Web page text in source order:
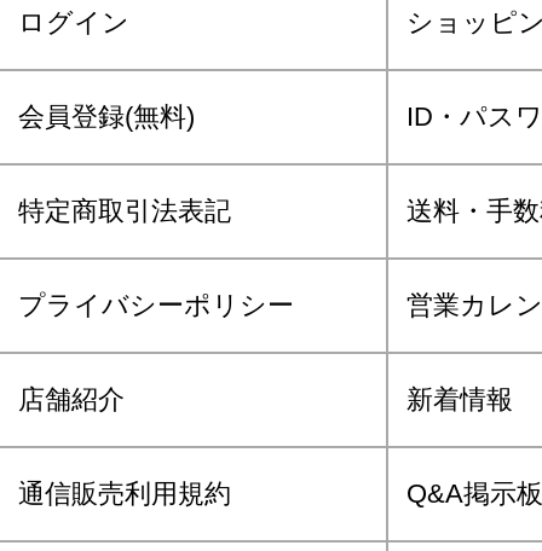
ログイン ショッピ
会員登録(無料) ID・パス
特定商取引法表記 送料・手
プライバシーポリシー 営業カレ
店舗紹介 新着情報
通信販売利用規約 Q&A掲示板